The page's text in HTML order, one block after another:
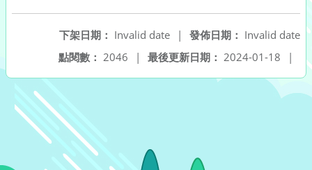
發佈日期： Invalid date
下架日期： Invalid date
|
最後更新日期： 2024-01-18 |
點閱數： 2046 |